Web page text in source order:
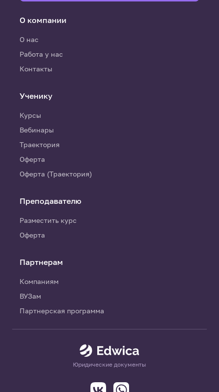
Юридические документы
О компании
О нас
Работа у нас
Контакты
Ученику
Курсы
Вебинары
Траектория
Оферта
Оферта (Траектория)
Преподавателю
Разместить курс
Оферта
Партнерам
Компаниям
ВУЗам
Партнерская программа